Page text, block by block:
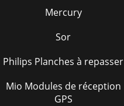
Mercury
Sor
Philips Planches à repasser
Mio Modules de réception
GPS